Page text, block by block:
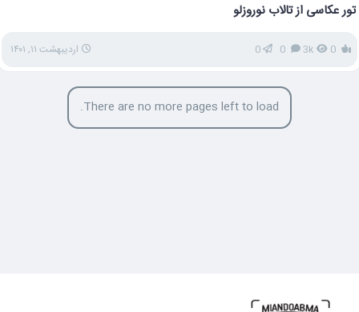
تور عکاسی از تالاب نوروزلو
3k
0 اردیبهشت ۱۱, ۱۴۰۱
There are no more pages left to load.